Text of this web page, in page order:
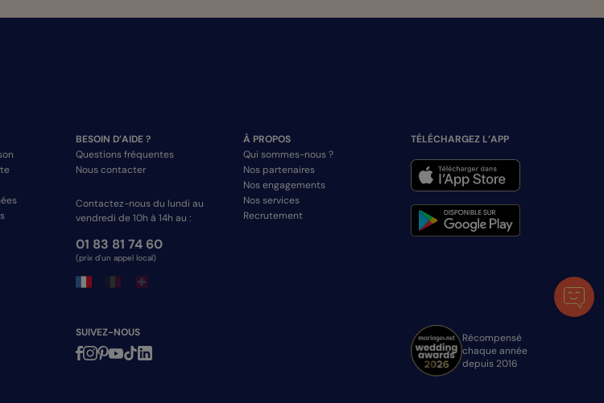
BESOIN D’AIDE ?
Questions fréquentes
Nous contacter
Contactez-nous du lundi au
vendredi de 10h à 14h au :
01 83 81 74 60
(prix d'un appel local)
À PROPOS
Qui sommes-nous ?
Nos partenaires
Nos engagements
Nos services
Recrutement
TÉLÉCHARGEZ L’APP
SUIVEZ-NOUS
Récompensé
chaque année
depuis 2016